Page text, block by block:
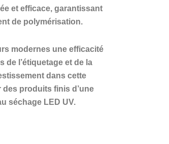
et efficace, garantissant
de polymérisation.
modernes une efficacité
de l’étiquetage et de la
dans cette
produits finis d’une
séchage LED UV.